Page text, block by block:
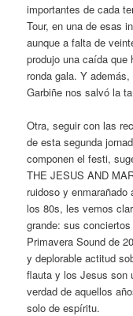
importantes de cada
Tour, en una de esas
aunque a falta de
produjo una caída que
ronda gala. Y
Garbiñe nos salvó la
Otra, seguir con las
de esta segunda
componen el festi,
THE JESUS AND
ruidoso y
los 80s, les vemos
grande: sus
Primavera Sound de
y deplorable actitud
flauta y los Jesus son
verdad de aquellos
solo de espíritu.